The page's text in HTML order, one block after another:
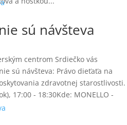
sú návšteva
centrom Srdiečko vás
sú návšteva: Právo dieťaťa na
zdravotnej starostlivosti.
17:00 - 18:30Kde: MONELLO -